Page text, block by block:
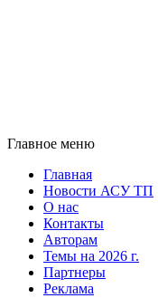
Главное меню
Главная
Новости АСУ ТП
О нас
Контакты
Авторам
Темы на 2026 г.
Партнеры
Реклама